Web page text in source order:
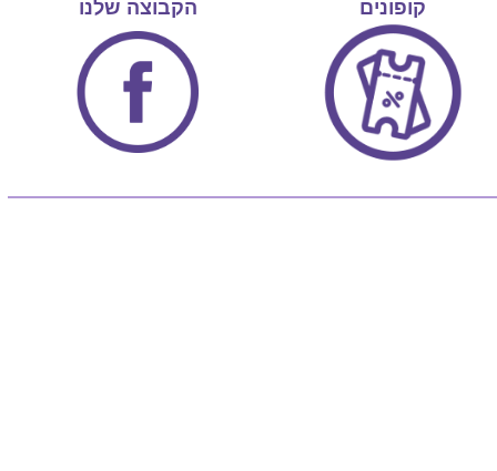
קופונים הקבוצה שלנו